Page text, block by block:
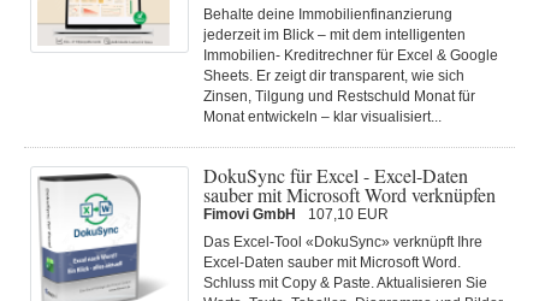
Behalte deine Immobilienfinanzierung
jederzeit im Blick – mit dem intelligenten
Immobilien- Kreditrechner für Excel & Google
Sheets. Er zeigt dir transparent, wie sich
Zinsen, Tilgung und Restschuld Monat für
Monat entwickeln – klar visualisiert...
DokuSync für Excel - Excel-Daten
sauber mit Microsoft Word verknüpfen
Fimovi GmbH
107,10 EUR
Das Excel-Tool «DokuSync» verknüpft Ihre
Excel-Daten sauber mit Microsoft Word.
Schluss mit Copy & Paste. Aktualisieren Sie